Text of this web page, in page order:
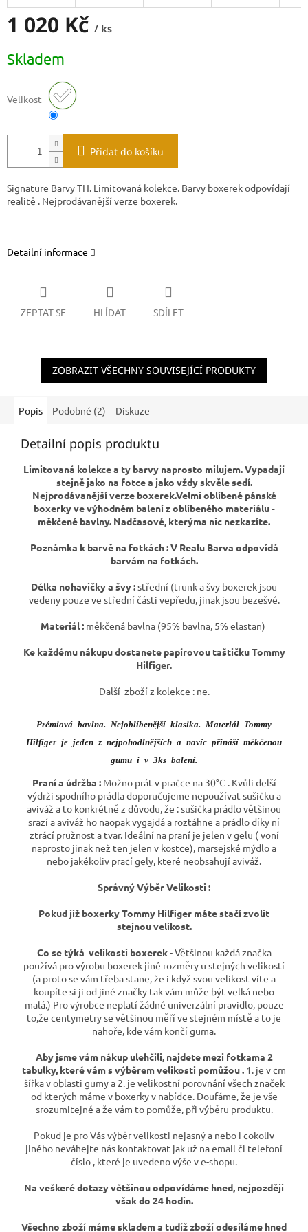
1 020 Kč / ks
cena:
Skladem
Velikost
Přidat do košíku
Signature Barvy TH. Limitovaná kolekce. Barvy boxerek odpovídají
realitě . Nejprodávanější verze boxerek.
Detailní informace
ZEPTAT SE HLÍDAT SDÍLET
ZOBRAZIT VŠECHNY SOUVISEJÍCÍ PRODUKTY
Popis Podobné (2) Diskuze
Detailní popis produktu
Limitovaná kolekce a ty barvy naprosto milujem. Vypadají
stejně jako na fotce a jako vždy skvěle sedí.
Nejprodávanější verze boxerek.Velmi oblíbené pánské
boxerky ve výhodném balení z oblíbeného materiálu -
měkčené bavlny. Nadčasové, kterýma nic nezkazíte.
Poznámka k barvě na fotkách : V Realu Barva odpovídá
barvám na fotkách.
Délka nohavičky a švy :střední (trunk a švy boxerek jsou
vedeny pouze ve střední části vepředu, jinak jsou bezešvé.
Materiál : měkčená bavlna (95% bavlna, 5% elastan)
Ke každému nákupu dostanete papírovou taštičku Tommy
Hilfiger.
Další zboží z kolekce : ne.
Prémiová bavlna. Nejoblíbenější klasika. Materiál Tommy
Hilfiger je jeden z nejpohodlnějších a navíc přináší měkčenou
gumu i v 3ks balení.
Praní a údržba :Možno prát v pračce na 30°C . Kvůli delší
výdrži spodního prádla doporučujeme nepoužívat sušičku a
aviváž a to konkrétně z důvodu, že : sušička prádlo většinou
srazí a aviváž ho naopak vygajdá a roztáhne a prádlo díky ní
ztrácí pružnost a tvar. Ideální na praní je jelen v gelu ( voní
naprosto jinak než ten jelen v kostce), marsejské mýdlo a
nebo jakékoliv prací gely, které neobsahují aviváž.
Správný Výběr Velikosti :
Pokud již boxerky Tommy Hilfiger máte stačí zvolit
stejnou velikost.
Co se týká velikosti boxerek- Většinou každá značka
používá pro výrobu boxerek jiné rozměry u stejných velikostí
(a proto se vám třeba stane, že i když svou velikost víte a
koupíte si ji od jiné značky tak vám může být velká nebo
malá.) Pro výrobce neplatí žádné univerzální pravidlo, pouze
to,že centymetry se většinou měří ve stejném místě a to je
nahoře, kde vám končí guma.
Aby jsme vám nákup ulehčili, najdete mezi fotkama 2
tabulky, které vám s výběrem velikosti pomůžou . 1. je v cm
šířka v oblasti gumy a 2. je velikostní porovnání všech značek
od kterých máme v boxerky v nabídce. Doufáme, že je vše
srozumitejné a že vám to pomůže, při výběru produktu.
Pokud je pro Vás výběr velikosti nejasný a nebo i cokoliv
jiného neváhejte nás kontaktovat jak už na email či telefoní
číslo , které je uvedeno výše v e-shopu.
Na veškeré dotazy většinou odpovídáme hned, nejpozději
však do 24 hodin.
Všechno zboží máme skladem a tudíž zboží odesíláme hned